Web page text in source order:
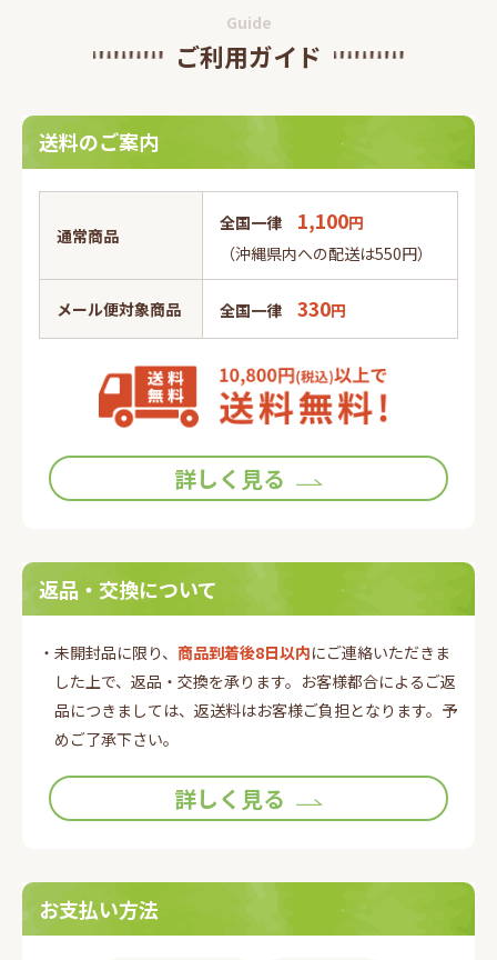
Guide
ご利用ガイド
送料のご案内
通常商品
全国一律 1,100円
（沖縄県内への配送は550円）
メール便対象商品 全国一律 330円
詳しく見る
返品・交換について
・未開封品に限り、 商品到着後8日以内にご連絡いただきま
した上で、返品・交換を承ります。お客様都合によるご返
品につきましては、返送料はお客様ご負担となります。予
めご了承下さい。
詳しく見る
お支払い方法